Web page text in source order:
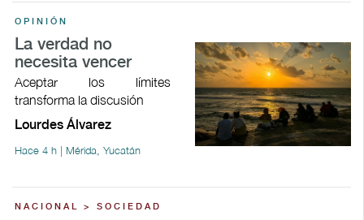
OPINIÓN
La verdad no
necesita vencer
Aceptar los límites
transforma la discusión
Lourdes Álvarez
Hace 4 h | Mérida, Yucatán
NACIONAL > SOCIEDAD